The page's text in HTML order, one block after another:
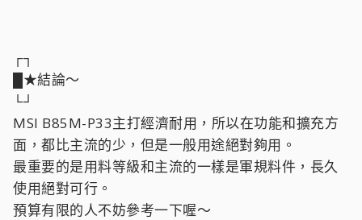
┌┐
█★結論～
└┘
MSI B85M-P33主打經濟耐用，所以在功能和擴充方
面，都比主流的少，但是一般用途絕對夠用。
最重要的是用料等級和主流的一樣是軍規料件，長久
使用絕對可行。
預算有限的人不妨參考一下喔～